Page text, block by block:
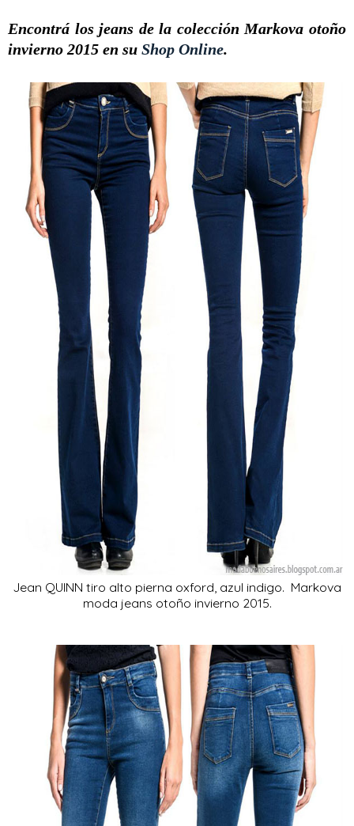
Encontrá los jeans de la colección Markova otoño
invierno 2015 en su Shop Online.
Jean QUINN tiro alto pierna oxford, azul indigo. Markova
moda jeans otoño invierno 2015.